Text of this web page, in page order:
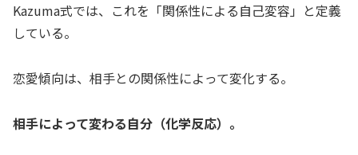
Kazuma式では、これを「関係性による自己変容」と定義
している。
恋愛傾向は、相手との関係性によって変化する。
相手によって変わる自分（化学反応）。